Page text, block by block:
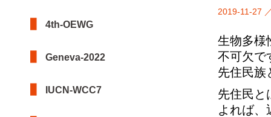
4th-OEWG
Geneva-2022
IUCN-WCC7
2019-11-27
生物多様
不可欠で
先住民族
先住民と
よれば、